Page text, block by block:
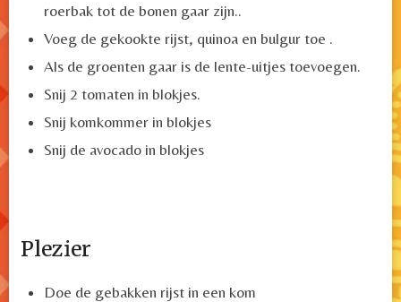
roerbak tot de bonen gaar zijn..
Voeg de gekookte rijst, quinoa en bulgur toe .
Als de groenten gaar is de lente-uitjes toevoegen.
Snij 2 tomaten in blokjes.
Snij komkommer in blokjes
Snij de avocado in blokjes
Plezier
Doe de gebakken rijst in een kom